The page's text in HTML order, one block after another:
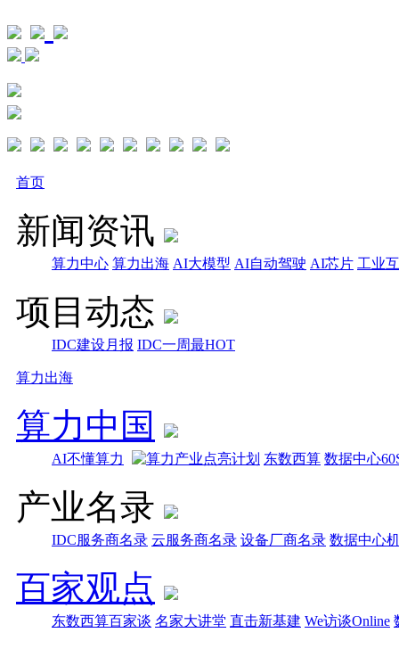
首页
新闻资讯
算力中心 算力出海 AI大模型 AI自动驾驶 AI芯片 工业
项目动态
IDC建设月报 IDC一周最HOT
算力出海
算力中国
AI不懂算力 东数西算 数据中心
产业名录
IDC服务商名录 云服务商名录 设备厂商名录 数据中心
百家观点
东数西算百家谈 名家大讲堂 直击新基建 We访谈Online